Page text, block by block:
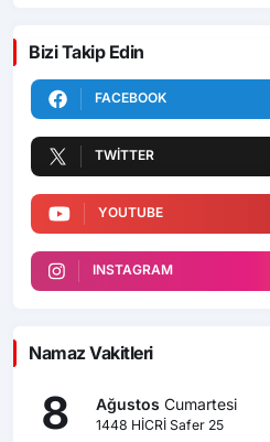
Bizi Takip Edin
FACEBOOK
TWITTER
YOUTUBE
INSTAGRAM
Namaz Vakitleri
8 Ağustos Cumartesi
1448 HİCRİ Safer 25